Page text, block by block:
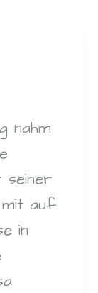
nahm
seiner
auf
in